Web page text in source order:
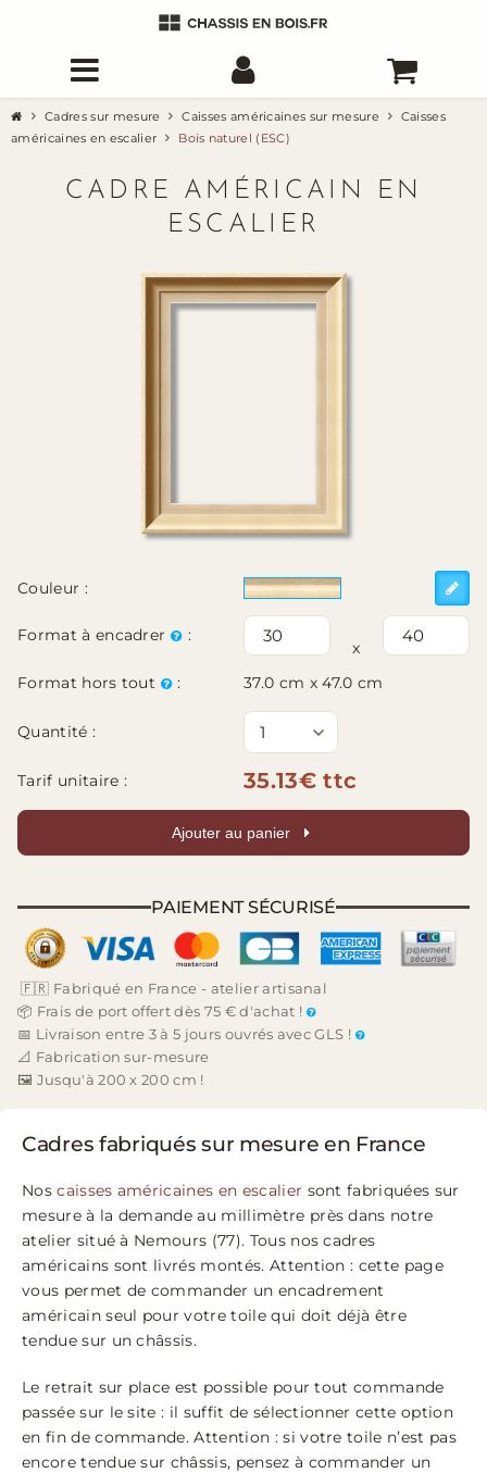
Cadres sur mesure Caisses américaines sur mesure
Caisses
américaines en escalier
Bois naturel (ESC)
CADRE AMÉRICAIN EN
ESCALIER
Couleur :
Format à encadrer :
x
Format hors tout
: 37.0 cm x 47.0 cm
Quantité :
Tarif unitaire : 35.13€ ttc
Ajouter au panier
PAIEMENT SÉCURISÉ
🇫🇷 Fabriqué en France - atelier artisanal
📦 Frais de port offert dès 75 € d'achat !
📅 Livraison entre 3 à 5 jours ouvrés avec GLS !
📐 Fabrication sur-mesure
🖼️ Jusqu'à 200 x 200 cm !
Cadres fabriqués sur mesure en France
Noscaisses américaines en escalier sont fabriquées sur
mesure à la demande au millimètre près dans notre
atelier situé à Nemours (77). Tous nos cadres
américains sont livrés montés. Attention : cette page
vous permet de commander un encadrement
américain seul pour votre toile qui doit déjà être
tendue sur un châssis.
Le retrait sur place est possible pour tout commande
passée sur le site : il suffit de sélectionner cette option
en fin de commande. Attention : si votre toile n’est pas
encore tendue sur châssis, pensez à commander un